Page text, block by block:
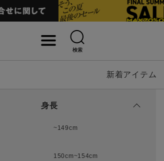
検索
新着アイテム
キーワード
身長
~149cm
150cm~154cm